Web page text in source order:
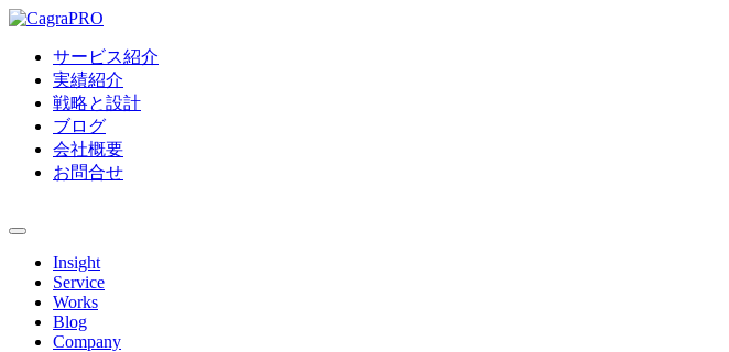
サービス紹介
実績紹介
戦略と設計
ブログ
会社概要
お問合せ
Insight
Service
Works
Blog
Company